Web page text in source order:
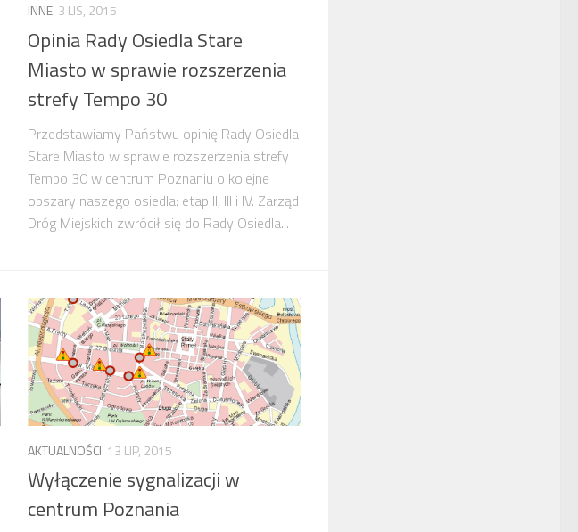
INNE 3 LIS, 2015
Opinia Rady Osiedla Stare
Miasto w sprawie rozszerzenia
strefy Tempo 30
Przedstawiamy Państwu opinię Rady Osiedla
Stare Miasto w sprawie rozszerzenia strefy
Tempo 30 w centrum Poznaniu o kolejne
obszary naszego osiedla: etap II, III i IV. Zarząd
Dróg Miejskich zwrócił się do Rady Osiedla...
AKTUALNOŚCI 13 LIP, 2015
Wyłączenie sygnalizacji w
centrum Poznania